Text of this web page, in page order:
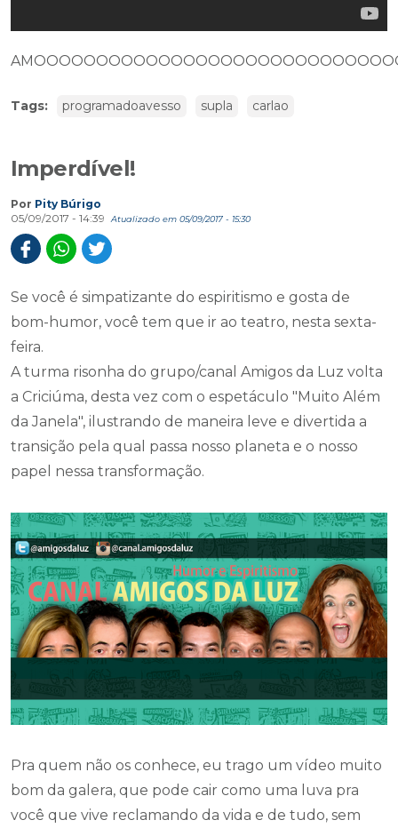
Tags: programadoavesso supla carlao
Imperdível!
Por Pity Búrigo
05/09/2017 - 14:39
Atualizado em 05/09/2017 - 15:30
Se você é simpatizante do espiritismo e gosta de
bom-humor, você tem que ir ao teatro, nesta sexta-
feira.
A turma risonha do grupo/canal Amigos da Luz volta
a Criciúma, desta vez com o espetáculo "Muito Além
da Janela", ilustrando de maneira leve e divertida a
transição pela qual passa nosso planeta e o nosso
papel nessa transformação.
Pra quem não os conhece, eu trago um vídeo muito
bom da galera, que pode cair como uma luva pra
você que vive reclamando da vida e de tudo, sem